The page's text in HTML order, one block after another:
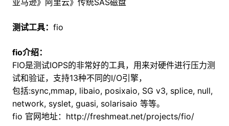
测试工具： fio
fio介绍：
FIO是测试IOPS的非常好的工具，用来对硬件进行压力测
试和验证，支持13种不同的I/O引擎，
包括:sync,mmap, libaio, posixaio, SG v3, splice, null,
network, syslet, guasi, solarisaio 等等。
fio 官网地址：http://freshmeat.net/projects/fio/